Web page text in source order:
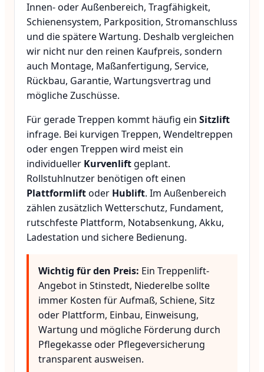
Innen- oder Außenbereich, Tragfähigkeit,
Schienensystem, Parkposition, Stromanschluss
und die spätere Wartung. Deshalb vergleichen
wir nicht nur den reinen Kaufpreis, sondern
auch Montage, Maßanfertigung, Service,
Rückbau, Garantie, Wartungsvertrag und
mögliche Zuschüsse.
Für gerade Treppen kommt häufig ein Sitzlift
infrage. Bei kurvigen Treppen, Wendeltreppen
oder engen Treppen wird meist ein
individueller Kurvenlift geplant.
Rollstuhlnutzer benötigen oft einen
Plattformliftoder Hublift. Im Außenbereich
zählen zusätzlich Wetterschutz, Fundament,
rutschfeste Plattform, Notabsenkung, Akku,
Ladestation und sichere Bedienung.
Wichtig für den Preis: Ein Treppenlift-
Angebot in Stinstedt, Niederelbe sollte
immer Kosten für Aufmaß, Schiene, Sitz
oder Plattform, Einbau, Einweisung,
Wartung und mögliche Förderung durch
Pflegekasse oder Pflegeversicherung
transparent ausweisen.